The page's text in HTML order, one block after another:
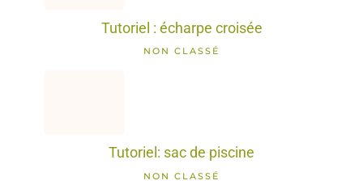
Tutoriel : écharpe croisée
NON CLASSÉ
Tutoriel: sac de piscine
NON CLASSÉ